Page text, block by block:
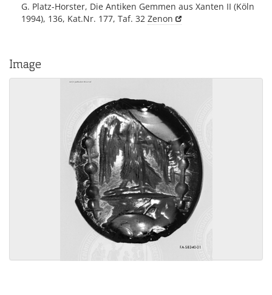
G. Platz-Horster, Die Antiken Gemmen aus Xanten II (Köln
1994), 136, Kat.Nr. 177, Taf. 32 Zenon
Image